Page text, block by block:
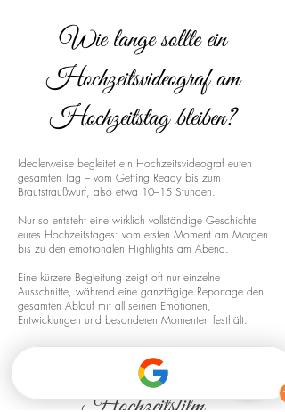
Wie lange sollte ein
Hochzeitsvideograf am
Hochzeitstag bleiben?
Idealerweise begleitet ein Hochzeitsvideograf euren
gesamten Tag – vom Getting Ready bis zum
Brautstraußwurf, also etwa 10–15 Stunden.
Nur so entsteht eine wirklich vollständige Geschichte
eures Hochzeitstages: vom ersten Moment am Morgen
bis zu den emotionalen Highlights am Abend.
Eine kürzere Begleitung zeigt oft nur einzelne
Ausschnitte, während eine ganztägige Reportage den
gesamten Ablauf mit all seinen Emotionen,
Entwicklungen und besonderen Momenten festhält.
Drohnenaufnahmen für euren